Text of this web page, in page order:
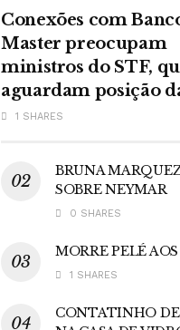
Conexões com
Master preocupam
ministros do STF,
aguardam posição
1 SHARES
BRUNA
SOBRE NEYMAR
0 SHARES
MORRE PELÉ
1 SHARES
CONTATINHO